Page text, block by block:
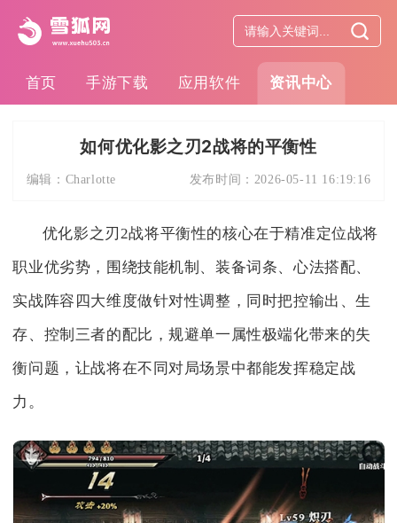
首页 手游下载 应用软件 资讯中心
如何优化影之刃2战将的平衡性
编辑： Charlotte 发布时间： 2026-05-11 16:19:16
优化影之刃2战将平衡性的核心在于精准定位战将
职业优劣势，围绕技能机制、装备词条、心法搭配、
实战阵容四大维度做针对性调整，同时把控输出、生
存、控制三者的配比，规避单一属性极端化带来的失
衡问题，让战将在不同对局场景中都能发挥稳定战
力。